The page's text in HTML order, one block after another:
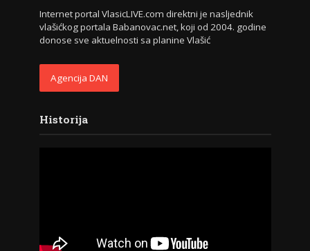
Internet portal VlasicLIVE.com direktni je nasljednik
vlašićkog portala Babanovac.net, koji od 2004. godine
donose sve aktuelnosti sa planine Vlašić
Agencija DAN
Historija